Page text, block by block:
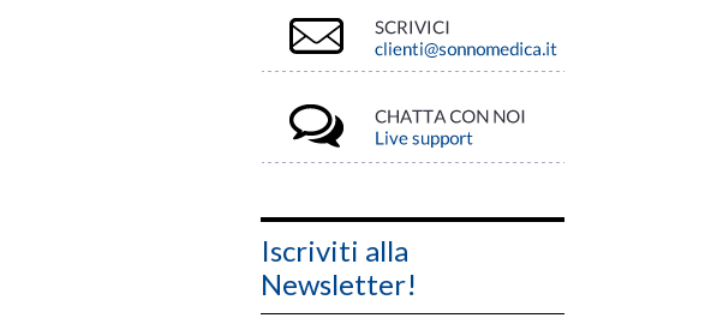
Iscriviti alla
Newsletter!